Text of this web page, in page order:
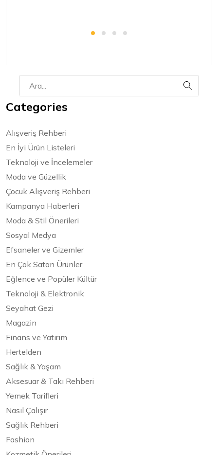
Categories
Alışveriş Rehberi
En İyi Ürün Listeleri
Teknoloji ve İncelemeler
Moda ve Güzellik
Çocuk Alışveriş Rehberi
Kampanya Haberleri
Moda & Stil Önerileri
Sosyal Medya
Efsaneler ve Gizemler
En Çok Satan Ürünler
Eğlence ve Popüler Kültür
Teknoloji & Elektronik
Seyahat Gezi
Magazin
Finans ve Yatırım
Hertelden
Sağlık & Yaşam
Aksesuar & Takı Rehberi
Yemek Tarifleri
Nasıl Çalışır
Sağlık Rehberi
Fashion